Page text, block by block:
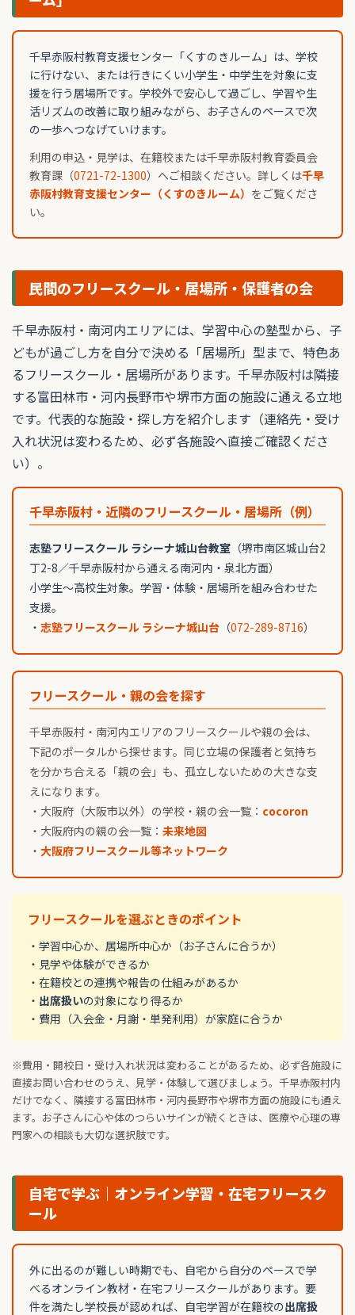
千早赤阪村教育支援センター「くすのきルーム」は、学校
に行けない、または行きにくい小学生・中学生を対象に支
援を行う居場所です。学校外で安心して過ごし、学習や生
活リズムの改善に取り組みながら、お子さんのペースで次
の一歩へつなげていけます。
利用の申込・見学は、在籍校または千早赤阪村教育委員会
教育課（0721-72-1300）へご相談ください。詳しくは千早
赤阪村教育支援センター（くすのきルーム） をご覧くださ
い。
民間のフリースクール・居場所・保護者の会
千早赤阪村・南河内エリアには、学習中心の塾型から、子
どもが過ごし方を自分で決める「居場所」型まで、特色あ
るフリースクール・居場所があります。千早赤阪村は隣接
する富田林市・河内長野市や堺市方面の施設に通える立地
です。代表的な施設・探し方を紹介します（連絡先・受け
入れ状況は変わるため、必ず各施設へ直接ご確認くださ
い）。
千早赤阪村・近隣のフリースクール・居場所（例）
志塾フリースクール ラシーナ城山台教室 （堺市南区城山台2
丁2-8／千早赤阪村から通える南河内・泉北方面）
小学生〜高校生対象。学習・体験・居場所を組み合わせた
支援。
・ 志塾フリースクール ラシーナ城山台 （072-289-8716）
フリースクール・親の会を探す
千早赤阪村・南河内エリアのフリースクールや親の会は、
下記のポータルから探せます。同じ立場の保護者と気持ち
を分かち合える「親の会」も、孤立しないための大きな支
えになります。
・大阪府（大阪市以外）の学校・親の会一覧： cocoron
・大阪府内の親の会一覧： 未来地図
・ 大阪府フリースクール等ネットワーク
フリースクールを選ぶときのポイント
・学習中心か、居場所中心か（お子さんに合うか）
・見学や体験ができるか
・在籍校との連携や報告の仕組みがあるか
・ 出席扱いの対象になり得るか
・費用（入会金・月謝・単発利用）が家庭に合うか
※費用・開校日・受け入れ状況は変わることがあるため、必ず各施設に
直接お問い合わせのうえ、見学・体験して選びましょう。千早赤阪村内
だけでなく、隣接する富田林市・河内長野市や堺市方面の施設にも通え
ます。お子さんに心や体のつらいサインが続くときは、医療や心理の専
門家への相談も大切な選択肢です。
自宅で学ぶ｜オンライン学習・在宅フリースク
ール
外に出るのが難しい時期でも、自宅から自分のペースで学
べるオンライン教材・在宅フリースクールがあります。要
件を満たし学校長が認めれば、自宅学習が在籍校の出席扱